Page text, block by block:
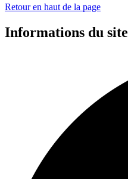
Retour en haut de la page
Informations du site